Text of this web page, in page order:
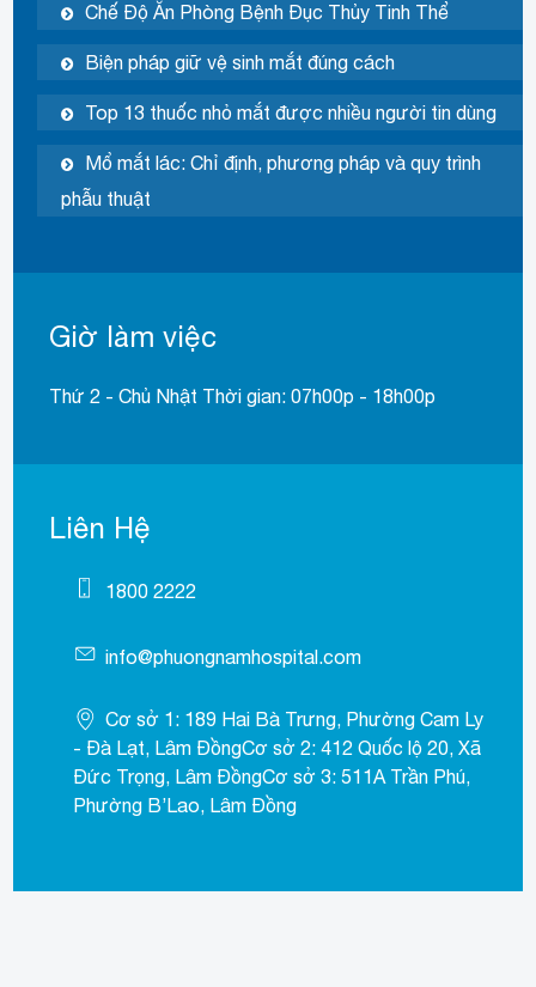
Chế Độ Ăn Phòng Bệnh Đục Thủy Tinh Thể
Biện pháp giữ vệ sinh mắt đúng cách
Top 13 thuốc nhỏ mắt được nhiều người tin dùng
Mổ mắt lác: Chỉ định, phương pháp và quy trình
phẫu thuật
Giờ làm việc
Thứ 2 - Chủ Nhật Thời gian: 07h00p - 18h00p
Liên Hệ
1800 2222
info@phuongnamhospital.com
Cơ sở 1: 189 Hai Bà Trưng, Phường Cam Ly
- Đà Lạt, Lâm ĐồngCơ sở 2: 412 Quốc lộ 20, Xã
Đức Trọng, Lâm ĐồngCơ sở 3: 511A Trần Phú,
Phường B’Lao, Lâm Đồng